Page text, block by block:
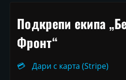
Подкрепи екипа
Фронт“
💳
Дари с карта (Stripe)